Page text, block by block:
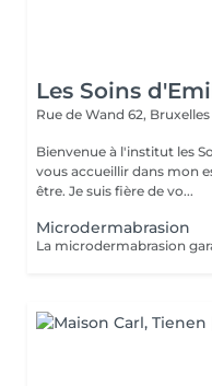
Les Soins
Rue de Wand 62, Bruxelles
Bienvenue à l'institut les
vous accueillir dans mon
être. Je suis fière de vo...
Microdermabrasion